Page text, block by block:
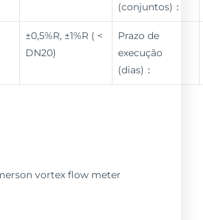
(conjuntos)：
±0,5%R, ±1%R ( <
DN20)
Prazo de
execução
(dias)：